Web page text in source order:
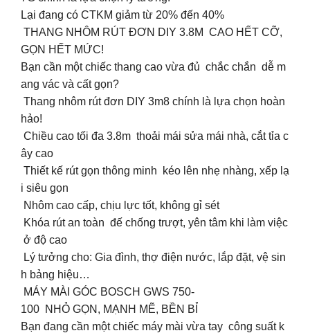
Lại đang có CTKM giảm từ 20% đến 40%
THANG NHÔM RÚT ĐƠN DIY 3.8M CAO HẾT CỠ,
GỌN HẾT MỨC!
Bạn cần một chiếc thang cao vừa đủ chắc chắn dễ m
ang vác và cất gọn?
Thang nhôm rút đơn DIY 3m8 chính là lựa chọn hoàn
hảo!
Chiều cao tối đa 3.8m thoải mái sửa mái nhà, cắt tỉa c
ây cao
Thiết kế rút gọn thông minh kéo lên nhẹ nhàng, xếp lạ
i siêu gọn
Nhôm cao cấp, chịu lực tốt, không gỉ sét
Khóa rút an toàn đế chống trượt, yên tâm khi làm việc
ở độ cao
Lý tưởng cho: Gia đình, thợ điện nước, lắp đặt, vệ sin
h bảng hiệu…
️ MÁY MÀI GÓC BOSCH GWS 750-
100 NHỎ GỌN, MẠNH MẼ, BỀN BỈ
Bạn đang cần một chiếc máy mài vừa tay công suất k